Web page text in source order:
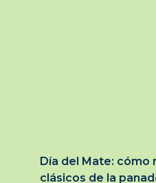
Día del Mate: cómo
clásicos de la